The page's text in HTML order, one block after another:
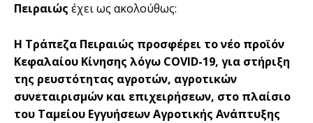
Πειραιώς έχει ως ακολούθως:
Η Τράπεζα Πειραιώς προσφέρει το νέο προϊόν
Κεφαλαίου Κίνησης λόγω COVID-19, για στήριξη
της ρευστότητας αγροτών, αγροτικών
συνεταιρισμών και επιχειρήσεων, στο πλαίσιο
του Ταμείου Εγγυήσεων Αγροτικής Ανάπτυξης